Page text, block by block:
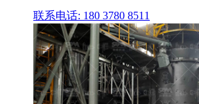
联系电话: 180 3780 8511